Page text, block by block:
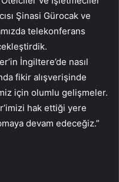
Şinasi Gürocak ve
telekonferans
İngiltere’de nasıl
fikir alışverişinde
için olumlu gelişmeler.
hak ettiği yere
devam edeceğiz.”